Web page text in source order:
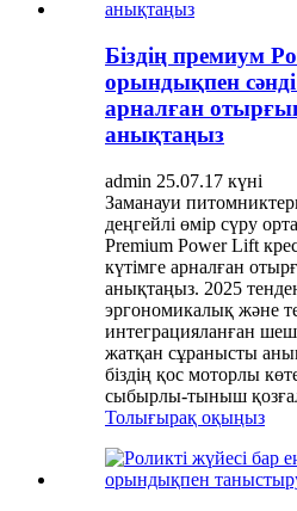
Біздің премиум
орындықпен сәнді
арналған
анықтаңыз
admin 25.07.17 күні
Заманауи
деңгейлі өмір сүру
Premium Power Lift
күтімге арналған
анықтаңыз. 2025
эргономикалық және
интеграцияланған
жатқан сұранысты
біздің қос моторлы
сыбырлы-тыныш
Толығырақ оқыңыз